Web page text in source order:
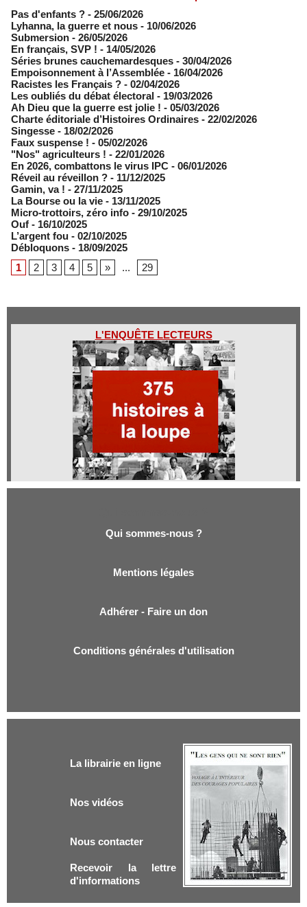
Pas d'enfants ? - 25/06/2026
​Lyhanna, la guerre et nous - 10/06/2026
Submersion - 26/05/2026
En français, SVP ! - 14/05/2026
​Séries brunes cauchemardesques - 30/04/2026
Empoisonnement à l’Assemblée­ - 16/04/2026
Racistes les Français ? - 02/04/2026
​Les oubliés du débat électoral - 19/03/2026
Ah Dieu que la guerre est jolie ! - 05/03/2026
Charte éditoriale d’Histoires Ordinaires - 22/02/2026
Singesse - 18/02/2026
Faux suspense ! - 05/02/2026
"Nos" agriculteurs ! - 22/01/2026
En 2026, combattons le virus IPC - 06/01/2026
Réveil au réveillon ? - 11/12/2025
Gamin, va ! - 27/11/2025
​La Bourse ou la vie - 13/11/2025
Micro-trottoirs, zéro info - 29/10/2025
Ouf - 16/10/2025
L’argent fou - 02/10/2025
Débloquons - 18/09/2025
1
2 3 4 5 » ... 29
L'ENQUÊTE LECTEURS
Qui sommes-nous ?
Mentions légales
Adhérer - Faire un don
Conditions générales d'utilisation
La librairie en ligne
Nos vidéos
Nous contacter
Recevoir la lettre
d'informations